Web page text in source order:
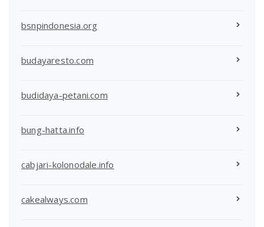
bsnpindonesia.org
budayaresto.com
budidaya-petani.com
bung-hatta.info
cabjari-kolonodale.info
cakealways.com